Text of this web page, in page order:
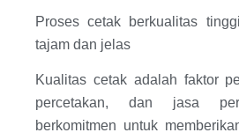
Proses cetak berkualitas
tajam dan jelas
Kualitas cetak adalah faktor
percetakan, dan jasa
berkomitmen untuk